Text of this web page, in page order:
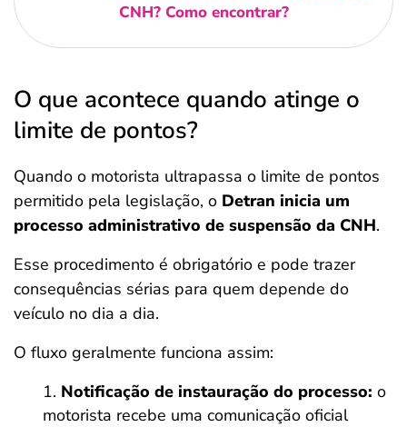
CNH? Como encontrar?
O que acontece quando atinge o
limite de pontos?
Quando o motorista ultrapassa o limite de pontos
permitido pela legislação, o Detran inicia um
processo administrativo de suspensão da CNH.
Esse procedimento é obrigatório e pode trazer
consequências sérias para quem depende do
veículo no dia a dia.
O fluxo geralmente funciona assim:
Notificação de instauração do processo: o
motorista recebe uma comunicação oficial